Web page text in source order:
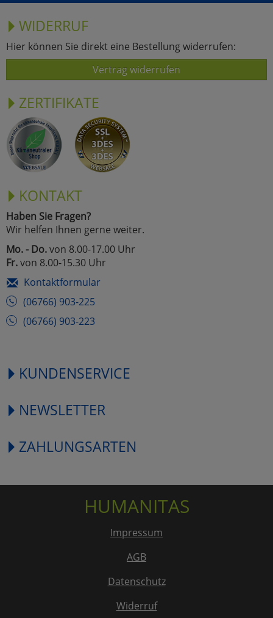
WIDERRUF
Hier können Sie direkt eine Bestellung widerrufen:
Vertrag widerrufen
ZERTIFIKATE
KONTAKT
Haben Sie Fragen?
Wir helfen Ihnen gerne weiter.
Mo. - Do.von 8.00-17.00 Uhr
Fr.von 8.00-15.30 Uhr
Kontaktformular
(06766) 903-225
(06766) 903-223
KUNDENSERVICE
NEWSLETTER
ZAHLUNGSARTEN
HUMANITAS
Impressum
AGB
Datenschutz
Widerruf